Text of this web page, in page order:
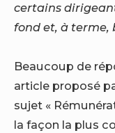
certains
fond et, à terme,
Beaucoup de
article proposé
sujet «
la façon la plus